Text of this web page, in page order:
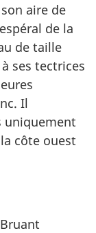
aire de
de la
de taille
ses tectrices
Il
uniquement
côte ouest